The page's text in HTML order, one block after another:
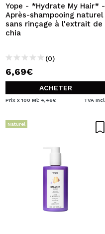
Yope - *Hydrate My Hair* -
Après-shampooing naturel
sans rinçage à l'extrait de
chia
(0)
6,69€
ACHETER
Prix x 100 Ml: 4,46€ TVA Incl.
Naturel